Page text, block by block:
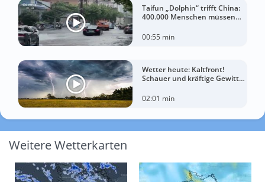
Taifun „Dolphin“ trifft China:
400.000 Menschen müssen
00:55 min
Wetter heute: Kaltfront!
Schauer und kräftige Gewitter
02:01 min
Weitere Wetterkarten